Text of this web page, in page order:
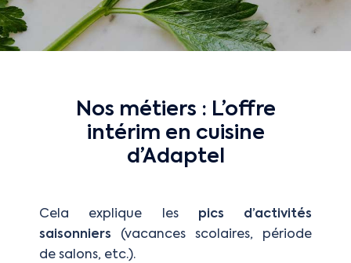
Nos métiers : L’offre
intérim en cuisine
d’Adaptel
Cela explique les pics d’activités
saisonniers (vacances scolaires, période
de salons, etc.).